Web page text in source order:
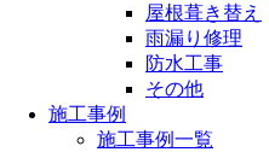
屋根葺き替え
雨漏り修理
防水工事
その他
施工事例
施工事例一覧